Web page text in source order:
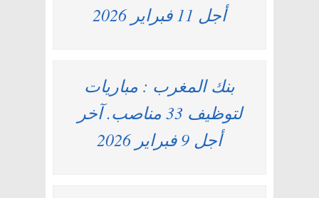
أجل 11 فبراير 2026
بنك المغرب : مباريات
لتوظيف 33 مناصب. آخر
أجل 9 فبراير 2026